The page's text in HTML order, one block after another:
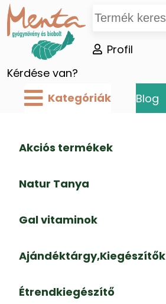
Kérdése van?
Profil
Kategóriák Blog
Akciós termékek
Natur Tanya
Gal vitaminok
Ajándéktárgy,Kiegészítők
Étrendkiegészítő